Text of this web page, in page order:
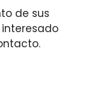
de sus